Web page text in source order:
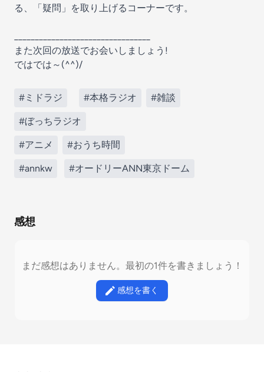
る、「疑問」を取り上げるコーナーです。
また次回の放送でお会いしましょう!
ではでは～(^^)/
#ミドラジ #本格ラジオ #雑談
#ぼっちラジオ
#アニメ #おうち時間
#annkw #オードリーANN東京ドーム
感想
まだ感想はありません。最初の1件を書きましょう！
感想を書く